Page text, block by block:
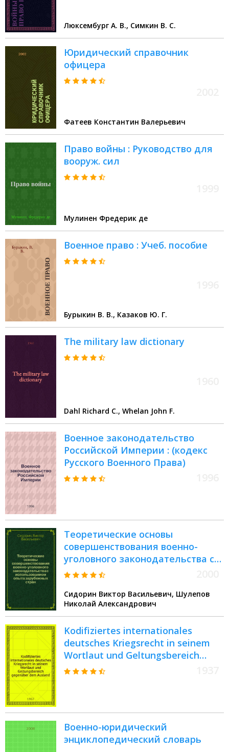
Люксембург А. В., Симкин В. С.
Юридический справочник
офицера
Фатеев Константин Валерьевич
Право войны : Руководство для
вооруж. сил
Мулинен Фредерик де
Военное право : Учеб. пособие
Бурыкин В. В., Казаков Ю. Г.
The military law dictionary
Dahl Richard C., Whelan John F.
Военное законодательство
Российской Империи : (кодекс
Русского Военного Права)
Теоретические основы
совершенствования военно-
уголовного законодательства с
использованием опыта
Сидорин Виктор Васильевич, Шулепов
Николай Александрович
Kodifiziertes internationales
deutsches Kriegsrecht in seinem
Wortlaut und Geltungsbereich
gegenüber dem Ausland
Военно-юридический
энциклопедический словарь